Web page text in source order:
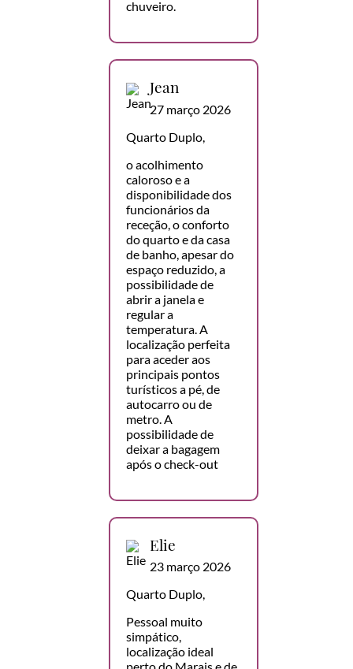
chuveiro.
Jean
27 março 2026
Quarto Duplo,
o acolhimento
caloroso e a
disponibilidade dos
funcionários da
receção, o conforto
do quarto e da casa
de banho, apesar do
espaço reduzido, a
possibilidade de
abrir a janela e
regular a
temperatura. A
localização perfeita
para aceder aos
principais pontos
turísticos a pé, de
autocarro ou de
metro. A
possibilidade de
deixar a bagagem
após o check-out
Elie
23 março 2026
Quarto Duplo,
Pessoal muito
simpático,
localização ideal